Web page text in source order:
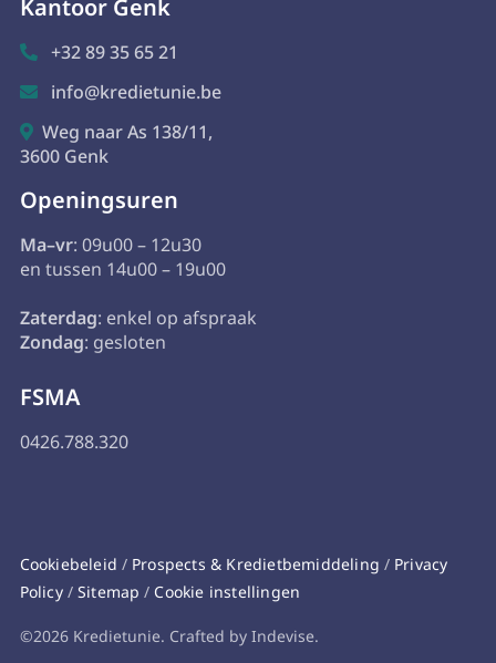
Kantoor Genk
 +32 89 35 65 21
 info@kredietunie.be
 Weg naar As 138/11,
3600 Genk
Openingsuren
Ma–vr: 09u00 – 12u30
en tussen 14u00 – 19u00
Zaterdag: enkel op afspraak
Zondag: gesloten
FSMA
0426.788.320
©2026 Kredietunie. Crafted by Indevise.
Cookiebeleid / Prospects & Kredietbemiddeling / Privacy
Policy / Sitemap / Cookie instellingen